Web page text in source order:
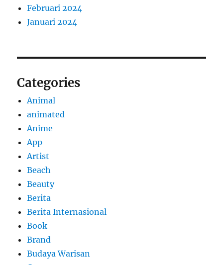
Februari 2024
Januari 2024
Categories
Animal
animated
Anime
App
Artist
Beach
Beauty
Berita
Berita Internasional
Book
Brand
Budaya Warisan